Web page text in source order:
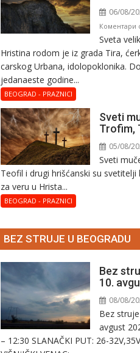
06/08/
Коментари
Svеta
Hristina rodom je iz grada Tira,
carskog Urbana, idolopoklonika.
јеdanaеstе gоdinе...
BEOGRAD - PRAZNICI
Sveti
Trofim,
05/08/
Sveti
Teofil i drugi hrišćanski su
za veru u Hrista...
BEOGRAD - PRAZNICI
BEZ STRUJE U BEOGRADU
Bez
10.
08/08/
Bez
avgust
– 12:30 SLANAČKI PUT: 26-